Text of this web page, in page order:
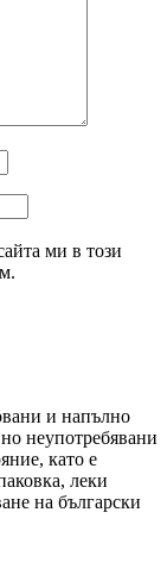
ми в този
и напълно
неупотребявани
като е
леки
на български